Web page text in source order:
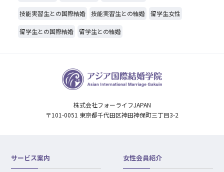
技能実習生との国際結婚 技能実習生との結婚 留学生女性
留学生との国際結婚 留学生との結婚
株式会社フォーライフJAPAN
〒101-0051 東京都千代田区神田神保町三丁目3-2
サービス案内 女性会員紹介